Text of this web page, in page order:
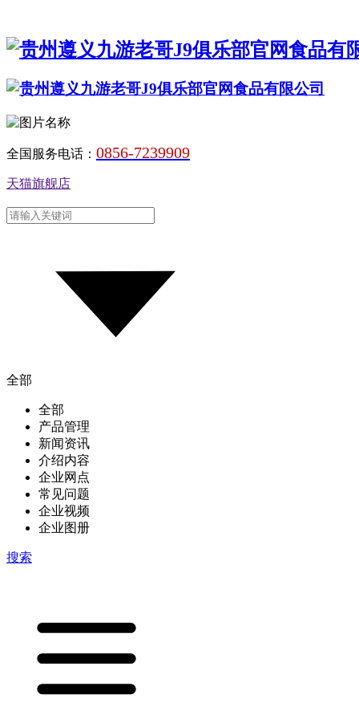
全国服务电话： 0856-7239909
天猫旗舰店
全部
全部
产品管理
新闻资讯
介绍内容
企业网点
常见问题
企业视频
企业图册
搜索